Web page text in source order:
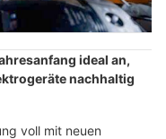
ideal an,
nachhaltig
voll mit neuen